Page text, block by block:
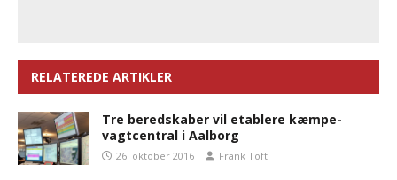
RELATEREDE ARTIKLER
Tre beredskaber vil etablere kæmpe-
vagtcentral i Aalborg
26. oktober 2016 Frank Toft